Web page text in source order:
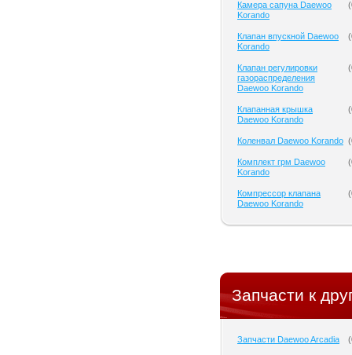
Камера сапуна Daewoo
Korando
(
Клапан впускной Daewoo
Korando
(
Клапан регулировки
газораспределения
Daewoo Korando
(
Клапанная крышка
Daewoo Korando
(
Коленвал Daewoo Korando (
Комплект грм Daewoo
Korando
(
Компрессор клапана
Daewoo Korando
(
Запчасти к
Запчасти Daewoo Arcadia (